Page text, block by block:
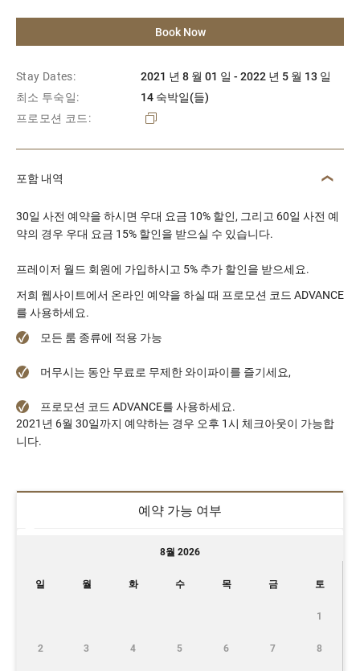
Book Now
Stay Dates:
2021 년 8 월 01 일 - 2022 년 5 월 13 일
최소 투숙일:
14 숙박일(들)
프로모션 코드:
포함 내역
30일 사전 예약을 하시면 우대 요금 10% 할인, 그리고 60일 사전 예
약의 경우 우대 요금 15% 할인을 받으실 수 있습니다.
프레이저 월드 회원에 가입하시고 5% 추가 할인을 받으세요.
저희 웹사이트에서 온라인 예약을 하실 때 프로모션 코드 ADVANCE
를 사용하세요.
모든 룸 종류에 적용 가능
머무시는 동안 무료로 무제한 와이파이를 즐기세요,
프로모션 코드 ADVANCE를 사용하세요.
2021년 6월 30일까지 예약하는 경우 오후 1시 체크아웃이 가능합
니다.
예약 가능 여부
8월 2026
일 월 화 수 목 금 토
1
2 3 4 5 6 7 8